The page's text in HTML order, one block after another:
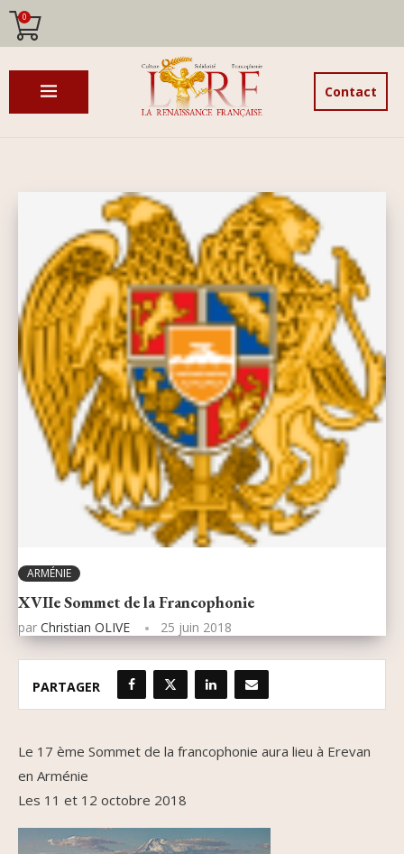
0
Contact
ARMÉNIE
XVIIe Sommet de la Francophonie
par Christian OLIVE 25 juin 2018
PARTAGER
Le 17 ème Sommet de la francophonie aura lieu à Erevan
en Arménie
Les 11 et 12 octobre 2018